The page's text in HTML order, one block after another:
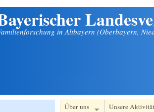
in Altbayern (Oberbayern,
Über uns Unsere